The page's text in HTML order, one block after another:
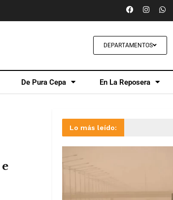
DEPARTAMENTOS
De Pura Cepa En La Reposera
Lo más leído: